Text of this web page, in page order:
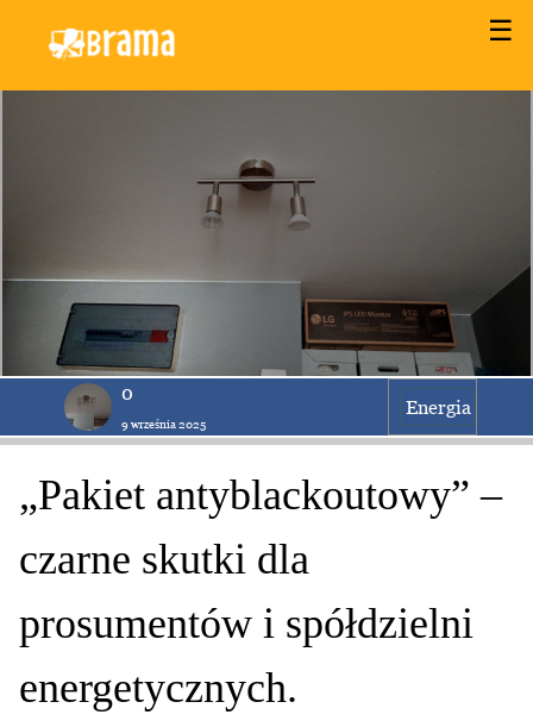
☰
0
9 września 2025
Energia
„Pakiet antyblackoutowy” –
czarne skutki dla
prosumentów i spółdzielni
energetycznych.